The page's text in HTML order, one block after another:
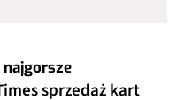
najgorsze
sprzedaż kart